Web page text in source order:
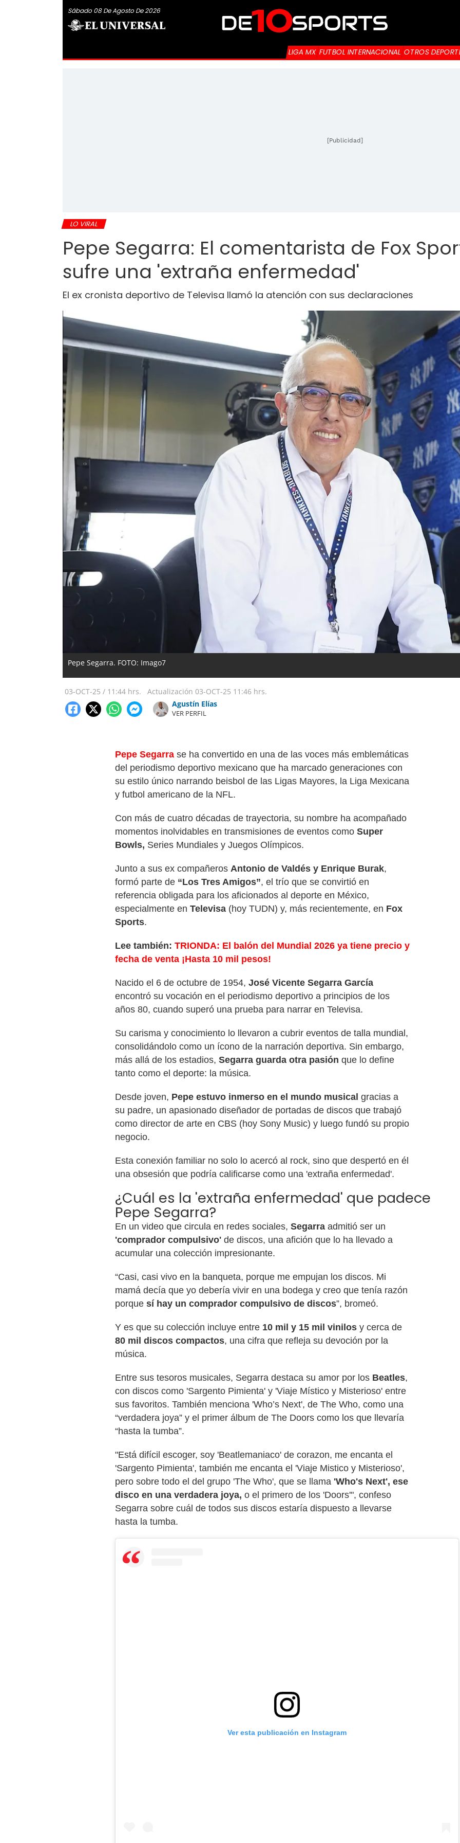
Sábado 08 De Agosto De 2026
LIGA MX FUTBOL INTERNACIONAL OTROS
[Publicidad]
LO VIRAL
Pepe Segarra: El comentarista de Fox
sufre una 'extraña enfermedad'
El ex cronista deportivo de Televisa llamó la atención con sus declaraciones
Pepe Segarra. FOTO: Imago7
03-OCT-25 / 11:44 hrs. Actualización 03-OCT-25 11:46 hrs.
Agustín Elías
VER PERFIL
Pepe Segarra se ha convertido en una de las voces más emblemáticas
del periodismo deportivo mexicano que ha marcado generaciones con
su estilo único narrando beisbol de las Ligas Mayores, la Liga Mexicana
y futbol americano de la NFL.
Con más de cuatro décadas de trayectoria, su nombre ha acompañado
momentos inolvidables en transmisiones de eventos como Super
Bowls, Series Mundiales y Juegos Olímpicos.
Junto a sus ex compañeros Antonio de Valdés y Enrique Burak,
formó parte de “Los Tres Amigos”, el trío que se convirtió en
referencia obligada para los aficionados al deporte en México,
especialmente en Televisa (hoy TUDN) y, más recientemente, en Fox
Sports.
Lee también: TRIONDA: El balón del Mundial 2026 ya tiene precio y
fecha de venta ¡Hasta 10 mil pesos!
Nacido el 6 de octubre de 1954, José Vicente Segarra García
encontró su vocación en el periodismo deportivo a principios de los
años 80, cuando superó una prueba para narrar en Televisa.
Su carisma y conocimiento lo llevaron a cubrir eventos de talla mundial,
consolidándolo como un ícono de la narración deportiva. Sin embargo,
más allá de los estadios, Segarra guarda otra pasión que lo define
tanto como el deporte: la música.
Desde joven, Pepe estuvo inmerso en el mundo musical gracias a
su padre, un apasionado diseñador de portadas de discos que trabajó
como director de arte en CBS (hoy Sony Music) y luego fundó su propio
negocio.
Esta conexión familiar no solo lo acercó al rock, sino que despertó en él
una obsesión que podría calificarse como una 'extraña enfermedad'.
¿Cuál es la 'extraña enfermedad' que padece
Pepe Segarra?
En un video que circula en redes sociales, Segarra admitió ser un
'comprador compulsivo' de discos, una afición que lo ha llevado a
acumular una colección impresionante.
“Casi, casi vivo en la banqueta, porque me empujan los discos. Mi
mamá decía que yo debería vivir en una bodega y creo que tenía razón
porque sí hay un comprador compulsivo de discos”, bromeó.
Y es que su colección incluye entre 10 mil y 15 mil vinilos y cerca de
80 mil discos compactos, una cifra que refleja su devoción por la
música.
Entre sus tesoros musicales, Segarra destaca su amor por los Beatles,
con discos como 'Sargento Pimienta' y 'Viaje Místico y Misterioso' entre
sus favoritos. También menciona 'Who’s Next', de The Who, como una
“verdadera joya” y el primer álbum de The Doors como los que llevaría
“hasta la tumba”.
"Está difícil escoger, soy 'Beatlemaniaco' de corazon, me encanta el
'Sargento Pimienta', también me encanta el 'Viaje Mistico y Misterioso',
pero sobre todo el del grupo 'The Who', que se llama 'Who's Next', ese
disco en una verdadera joya, o el primero de los 'Doors'", confeso
Segarra sobre cuál de todos sus discos estaría dispuesto a llevarse
hasta la tumba.
Ver esta publicación en Instagram